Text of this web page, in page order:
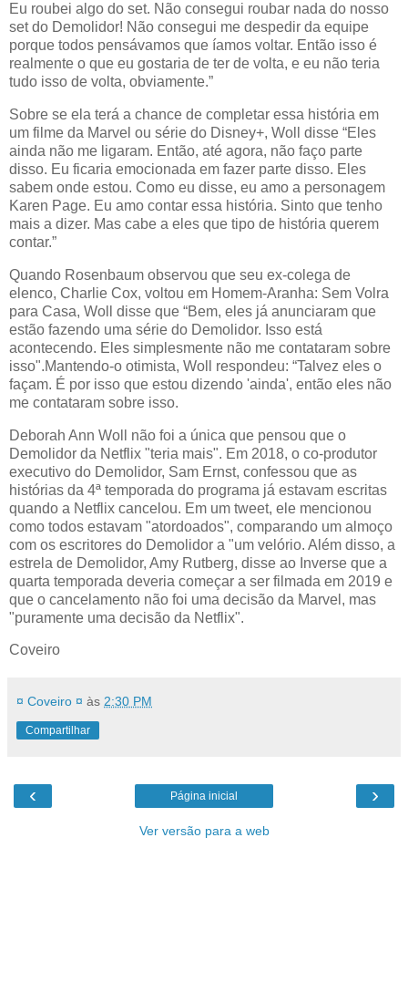
Eu roubei algo do set. Não consegui roubar nada do nosso
set do Demolidor! Não consegui me despedir da equipe
porque todos pensávamos que íamos voltar. Então isso é
realmente o que eu gostaria de ter de volta, e eu não teria
tudo isso de volta, obviamente.”
Sobre se ela terá a chance de completar essa história em
um filme da Marvel ou série do Disney+, Woll disse “Eles
ainda não me ligaram. Então, até agora, não faço parte
disso. Eu ficaria emocionada em fazer parte disso. Eles
sabem onde estou. Como eu disse, eu amo a personagem
Karen Page. Eu amo contar essa história. Sinto que tenho
mais a dizer. Mas cabe a eles que tipo de história querem
contar.”
Quando Rosenbaum observou que seu ex-colega de
elenco, Charlie Cox, voltou em Homem-Aranha: Sem Volra
para Casa, Woll disse que “Bem, eles já anunciaram que
estão fazendo uma série do Demolidor. Isso está
acontecendo. Eles simplesmente não me contataram sobre
isso".Mantendo-o otimista, Woll respondeu: “Talvez eles o
façam. É por isso que estou dizendo 'ainda', então eles não
me contataram sobre isso.
Deborah Ann Woll não foi a única que pensou que o
Demolidor da Netflix "teria mais". Em 2018, o co-produtor
executivo do Demolidor, Sam Ernst, confessou que as
histórias da 4ª temporada do programa já estavam escritas
quando a Netflix cancelou. Em um tweet, ele mencionou
como todos estavam "atordoados", comparando um almoço
com os escritores do Demolidor a "um velório. Além disso, a
estrela de Demolidor, Amy Rutberg, disse ao Inverse que a
quarta temporada deveria começar a ser filmada em 2019 e
que o cancelamento não foi uma decisão da Marvel, mas
"puramente uma decisão da Netflix".
Coveiro
¤ Coveiro ¤ às 2:30 PM
Compartilhar
‹ ›
Página inicial
Ver versão para a web